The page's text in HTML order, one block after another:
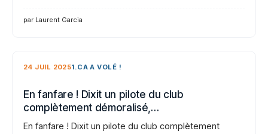
par Laurent Garcia
24 JUIL 20251.CA A VOLÉ !
En fanfare ! Dixit un pilote du club
complètement démoralisé,…
En fanfare ! Dixit un pilote du club complètement